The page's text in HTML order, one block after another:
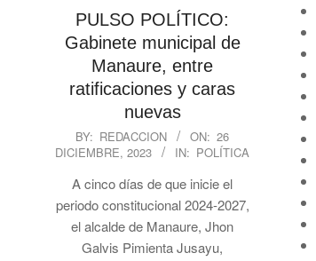
PULSO POLÍTICO:
Gabinete municipal de
Manaure, entre
ratificaciones y caras
nuevas
2023-
12-
BY: REDACCION ON: 26
DICIEMBRE, 2023
IN: POLÍTICA
A cinco días de que inicie el
periodo constitucional 2024-2027,
el alcalde de Manaure, Jhon
Galvis Pimienta Jusayu,